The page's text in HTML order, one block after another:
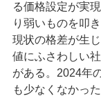
る価格設定が実
り弱いものを叩
現状の格差が生
値にふさわしい
がある。2024年
も少なくなかっ